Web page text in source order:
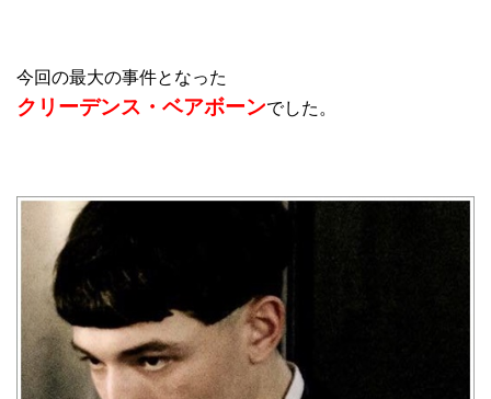
今回の最大の事件となった
クリーデンス・ベアボーンでした。